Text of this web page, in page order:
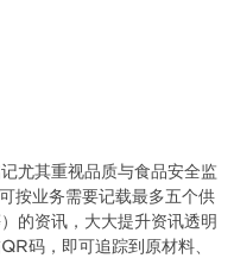
尤其重视品质与食品安全监
按业务需要记载最多五个供
的资讯，大大提升资讯透明
码，即可追踪到原材料、